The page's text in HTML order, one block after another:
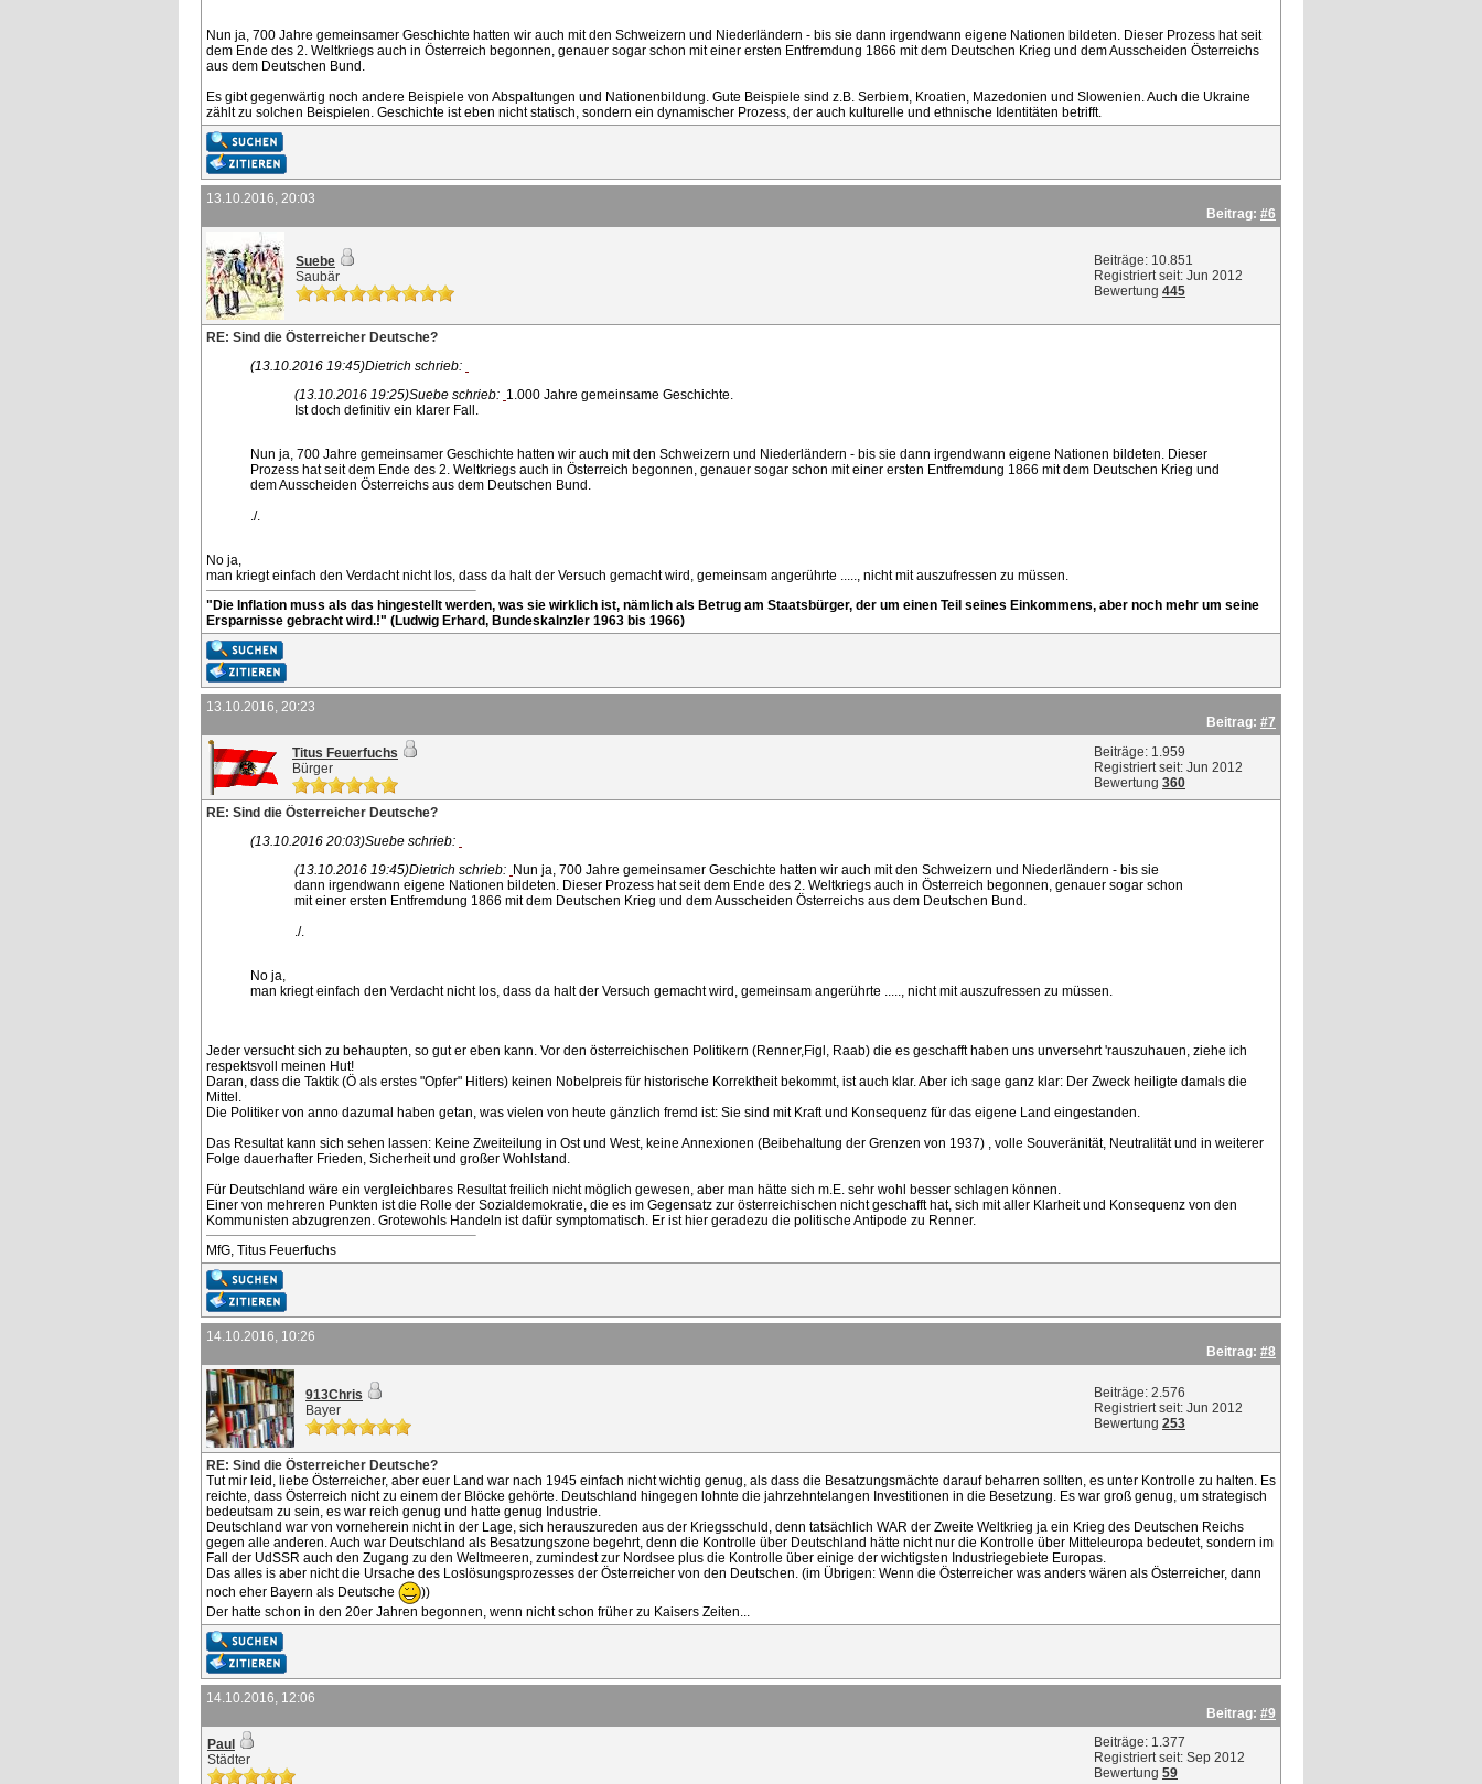
Nun ja, 700 Jahre gemeinsamer Geschichte hatten wir auch mit den Schweizern und Niederländern - bis sie dann irgendwann eigene Nationen bildeten. Dieser Prozess hat seit
dem Ende des 2. Weltkriegs auch in Österreich begonnen, genauer sogar schon mit einer ersten Entfremdung 1866 mit dem Deutschen Krieg und dem Ausscheiden Österreichs
aus dem Deutschen Bund.
Es gibt gegenwärtig noch andere Beispiele von Abspaltungen und Nationenbildung. Gute Beispiele sind z.B. Serbiem, Kroatien, Mazedonien und Slowenien. Auch die Ukraine
zählt zu solchen Beispielen. Geschichte ist eben nicht statisch, sondern ein dynamischer Prozess, der auch kulturelle und ethnische Identitäten betrifft.
13.10.2016, 20:03
Beitrag: #6
Suebe
Saubär
Beiträge: 10.851
Registriert seit: Jun 2012
Bewertung 445
RE: Sind die Österreicher Deutsche?
(13.10.2016 19:45)Dietrich schrieb:
(13.10.2016 19:25)Suebe schrieb: 1.000 Jahre gemeinsame Geschichte.
Ist doch definitiv ein klarer Fall.
Nun ja, 700 Jahre gemeinsamer Geschichte hatten wir auch mit den Schweizern und Niederländern - bis sie dann irgendwann eigene Nationen bildeten. Dieser
Prozess hat seit dem Ende des 2. Weltkriegs auch in Österreich begonnen, genauer sogar schon mit einer ersten Entfremdung 1866 mit dem Deutschen Krieg und
dem Ausscheiden Österreichs aus dem Deutschen Bund.
./.
No ja,
man kriegt einfach den Verdacht nicht los, dass da halt der Versuch gemacht wird, gemeinsam angerührte ....., nicht mit auszufressen zu müssen.
"Die Inflation muss als das hingestellt werden, was sie wirklich ist, nämlich als Betrug am Staatsbürger, der um einen Teil seines Einkommens, aber noch mehr um seine
Ersparnisse gebracht wird.!" (Ludwig Erhard, Bundeskalnzler 1963 bis 1966)
13.10.2016, 20:23
Beitrag: #7
Titus Feuerfuchs
Bürger
Beiträge: 1.959
Registriert seit: Jun 2012
Bewertung 360
RE: Sind die Österreicher Deutsche?
(13.10.2016 20:03)Suebe schrieb:
(13.10.2016 19:45)Dietrich schrieb: Nun ja, 700 Jahre gemeinsamer Geschichte hatten wir auch mit den Schweizern und Niederländern - bis sie
dann irgendwann eigene Nationen bildeten. Dieser Prozess hat seit dem Ende des 2. Weltkriegs auch in Österreich begonnen, genauer sogar schon
mit einer ersten Entfremdung 1866 mit dem Deutschen Krieg und dem Ausscheiden Österreichs aus dem Deutschen Bund.
./.
No ja,
man kriegt einfach den Verdacht nicht los, dass da halt der Versuch gemacht wird, gemeinsam angerührte ....., nicht mit auszufressen zu müssen.
Jeder versucht sich zu behaupten, so gut er eben kann. Vor den österreichischen Politikern (Renner,Figl, Raab) die es geschafft haben uns unversehrt 'rauszuhauen, ziehe ich
respektsvoll meinen Hut!
Daran, dass die Taktik (Ö als erstes "Opfer" Hitlers) keinen Nobelpreis für historische Korrektheit bekommt, ist auch klar. Aber ich sage ganz klar: Der Zweck heiligte damals die
Mittel.
Die Politiker von anno dazumal haben getan, was vielen von heute gänzlich fremd ist: Sie sind mit Kraft und Konsequenz für das eigene Land eingestanden.
Das Resultat kann sich sehen lassen: Keine Zweiteilung in Ost und West, keine Annexionen (Beibehaltung der Grenzen von 1937) , volle Souveränität, Neutralität und in weiterer
Folge dauerhafter Frieden, Sicherheit und großer Wohlstand.
Für Deutschland wäre ein vergleichbares Resultat freilich nicht möglich gewesen, aber man hätte sich m.E. sehr wohl besser schlagen können.
Einer von mehreren Punkten ist die Rolle der Sozialdemokratie, die es im Gegensatz zur österreichischen nicht geschafft hat, sich mit aller Klarheit und Konsequenz von den
Kommunisten abzugrenzen. Grotewohls Handeln ist dafür symptomatisch. Er ist hier geradezu die politische Antipode zu Renner.
MfG, Titus Feuerfuchs
14.10.2016, 10:26
Beitrag: #8
913Chris
Bayer
Beiträge: 2.576
Registriert seit: Jun 2012
Bewertung 253
RE: Sind die Österreicher Deutsche?
Tut mir leid, liebe Österreicher, aber euer Land war nach 1945 einfach nicht wichtig genug, als dass die Besatzungsmächte darauf beharren sollten, es unter Kontrolle zu halten. Es
reichte, dass Österreich nicht zu einem der Blöcke gehörte. Deutschland hingegen lohnte die jahrzehntelangen Investitionen in die Besetzung. Es war groß genug, um strategisch
bedeutsam zu sein, es war reich genug und hatte genug Industrie.
Deutschland war von vorneherein nicht in der Lage, sich herauszureden aus der Kriegsschuld, denn tatsächlich WAR der Zweite Weltkrieg ja ein Krieg des Deutschen Reichs
gegen alle anderen. Auch war Deutschland als Besatzungszone begehrt, denn die Kontrolle über Deutschland hätte nicht nur die Kontrolle über Mitteleuropa bedeutet, sondern im
Fall der UdSSR auch den Zugang zu den Weltmeeren, zumindest zur Nordsee plus die Kontrolle über einige der wichtigsten Industriegebiete Europas.
Das alles is aber nicht die Ursache des Loslösungsprozesses der Österreicher von den Deutschen. (im Übrigen: Wenn die Österreicher was anders wären als Österreicher, dann
noch eher Bayern als Deutsche
))
Der hatte schon in den 20er Jahren begonnen, wenn nicht schon früher zu Kaisers Zeiten...
14.10.2016, 12:06
Beitrag: #9
Paul
Städter
Beiträge: 1.377
Registriert seit: Sep 2012
Bewertung 59